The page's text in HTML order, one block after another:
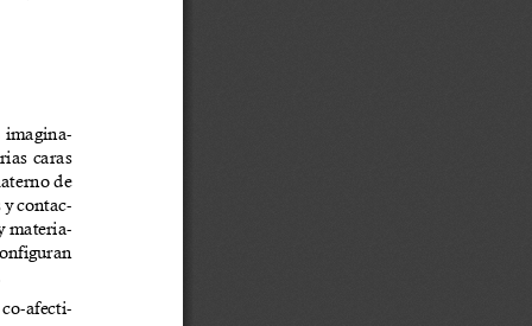
caras
de
y contac-
materia-
afecti-